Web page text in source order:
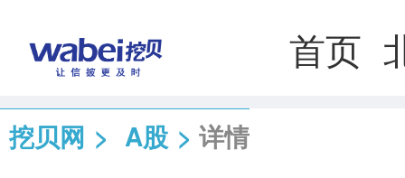
首页
挖贝网 > A股 > 详情